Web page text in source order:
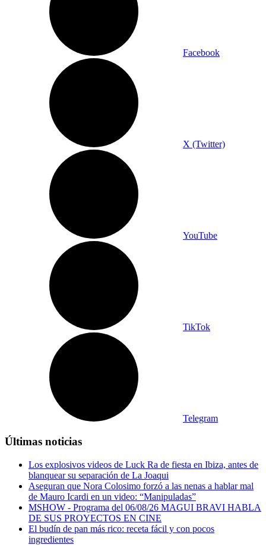
Facebook
X (Twitter)
YouTube
TikTok
Telegram
Últimas noticias
Los explosivos videos de Luck Ra de fiesta en Ibiza, antes de
blanquear su separación de La Joaqui
Aseguran que Nora Colosimo forzó a las nenas a hablar mal
de Mauro Icardi en un video: “Manipuladas”
MSHOW - Programa del 06/08/26 MAGUI BRAVI HABLA
DE SUS PROYECTOS EN CINE
El budín de pan más rico: receta fácil y con pocos
ingredientes